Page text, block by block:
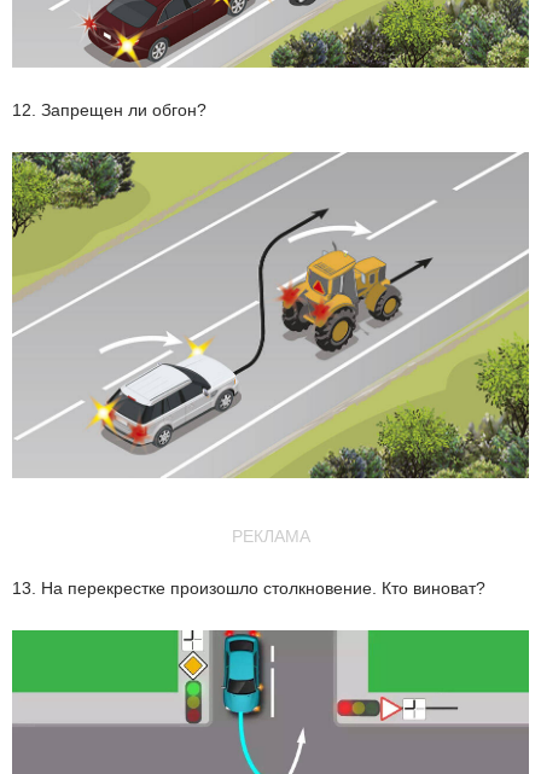
12. Запрещен ли обгон?
РЕКЛАМА
13. На перекрестке произошло столкновение. Кто виноват?